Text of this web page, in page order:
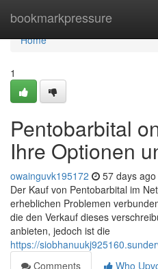
bookmarkpressure
Home
Home
1
Pentobarbital
Ihre Optionen
owainguvk195172 57 days ago
Der Kauf von Pentobarbital im
erheblichen Problemen
die den Verkauf dieses
anbieten, jedoch ist die
https://
Comments
Who